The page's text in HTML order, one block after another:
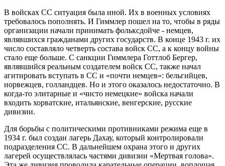
В войсках СС ситуация была иной. Их в военных условиях
требовалось пополнять. И Гиммлер пошел на то, чтобы в ряды
организации начали принимать фольксдойче - немцев,
являвшихся гражданами других государств. В конце 1943 г. их
число составляло четверть состава войск СС, а к концу войны
стало еще больше. С санкции Гиммлера Готтлоб Бергер,
являвшийся реальным создателем войск СС, также начал
агитировать вступать в СС и «почти немцев»: бельгийцев,
норвежцев, голландцев. Но и этого оказалось недостаточно. В
когда-то элитарные и «чисто немецкие» войска начали
входить хорватские, итальянские, венгерские, русские
дивизии.
Для борьбы с политическими противниками режима еще в
1934 г. был создан лагерь Дахау, который контролировали
подразделения СС. В дальнейшем охрана этого и других
лагерей осуществлялась частями дивизии «Мертвая голова».